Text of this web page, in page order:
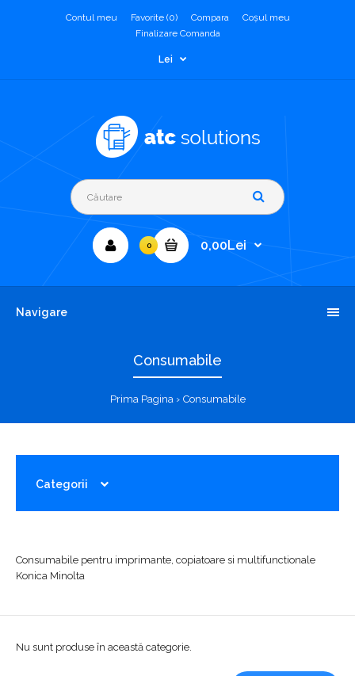
Contul meu Favorite (0) Compara
Coşul meu
Finalizare Comanda
Lei
0 0,00Lei
Navigare
Consumabile
Prima Pagina Consumabile
Categorii
Consumabile pentru imprimante, copiatoare si multifunctionale
Konica Minolta
Nu sunt produse în această categorie.